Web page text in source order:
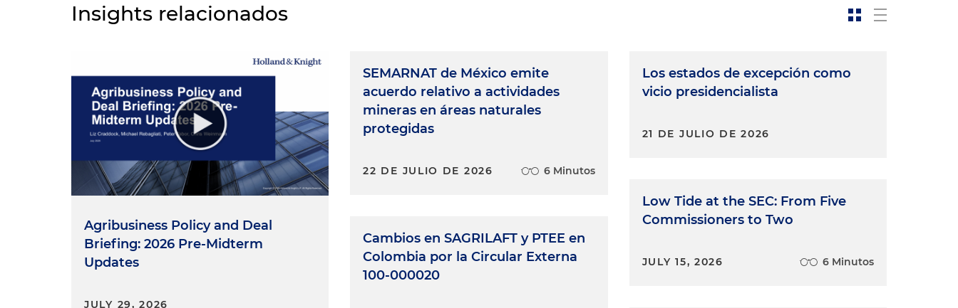
Insights relacionados
Agribusiness Policy and Deal
Briefing: 2026 Pre-Midterm
Updates
JULY 29, 2026
SEMARNAT de México emite
acuerdo relativo a actividades
mineras en áreas naturales
protegidas
22 DE JULIO DE 2026 6 Minutos
Cambios en SAGRILAFT y PTEE en
Colombia por la Circular Externa
100-000020
Los estados de excepción como
vicio presidencialista
21 DE JULIO DE 2026
Low Tide at the SEC: From Five
Commissioners to Two
JULY 15, 2026 6 Minutos